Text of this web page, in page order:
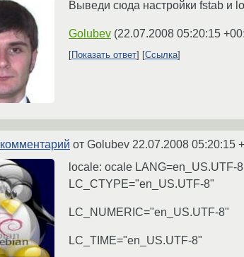
Выведи сюда настройки fstab и
Golubev (22.07.2008 05:20:15
Показать ответ Ссылка
комментарий от Golubev 22.07.2008 05:20:15
locale: ocale LANG=en_US.UTF-8
LC_CTYPE="en_US.UTF-8"
LC_NUMERIC="en_US.UTF-8"
LC_TIME="en_US.UTF-8"